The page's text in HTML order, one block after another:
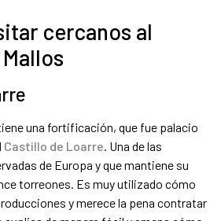
cercanos al
una fortificación, que fue palacio
Castillo de Loarre. Una de las
de Europa y que mantiene su
torreones. Es muy utilizado cómo
y merece la pena contratar